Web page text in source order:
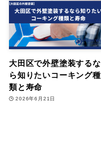
大田区で外壁塗装するな
ら知りたいコーキング種
類と寿命
2026年6月21日